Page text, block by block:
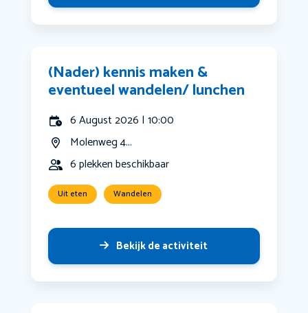
(Nader) kennis maken &
eventueel wandelen/ lunchen
6 August 2026 | 10:00
Molenweg 4...
6 plekken beschikbaar
Uit eten Wandelen
Bekijk de activiteit